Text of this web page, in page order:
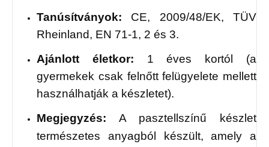
Tanúsítványok: CE, 2009/48/EK, TÜV
Rheinland, EN 71-1, 2 és 3.
Ajánlott életkor: 1 éves kortól (a
gyermekek csak felnőtt felügyelete mellett
használhatják a készletet).
Megjegyzés: A pasztellszínű készlet
természetes anyagból készült, amely a